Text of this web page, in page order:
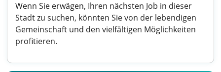
Wenn Sie erwägen, Ihren nächsten Job in dieser
Stadt zu suchen, könnten Sie von der lebendigen
Gemeinschaft und den vielfältigen Möglichkeiten
profitieren.